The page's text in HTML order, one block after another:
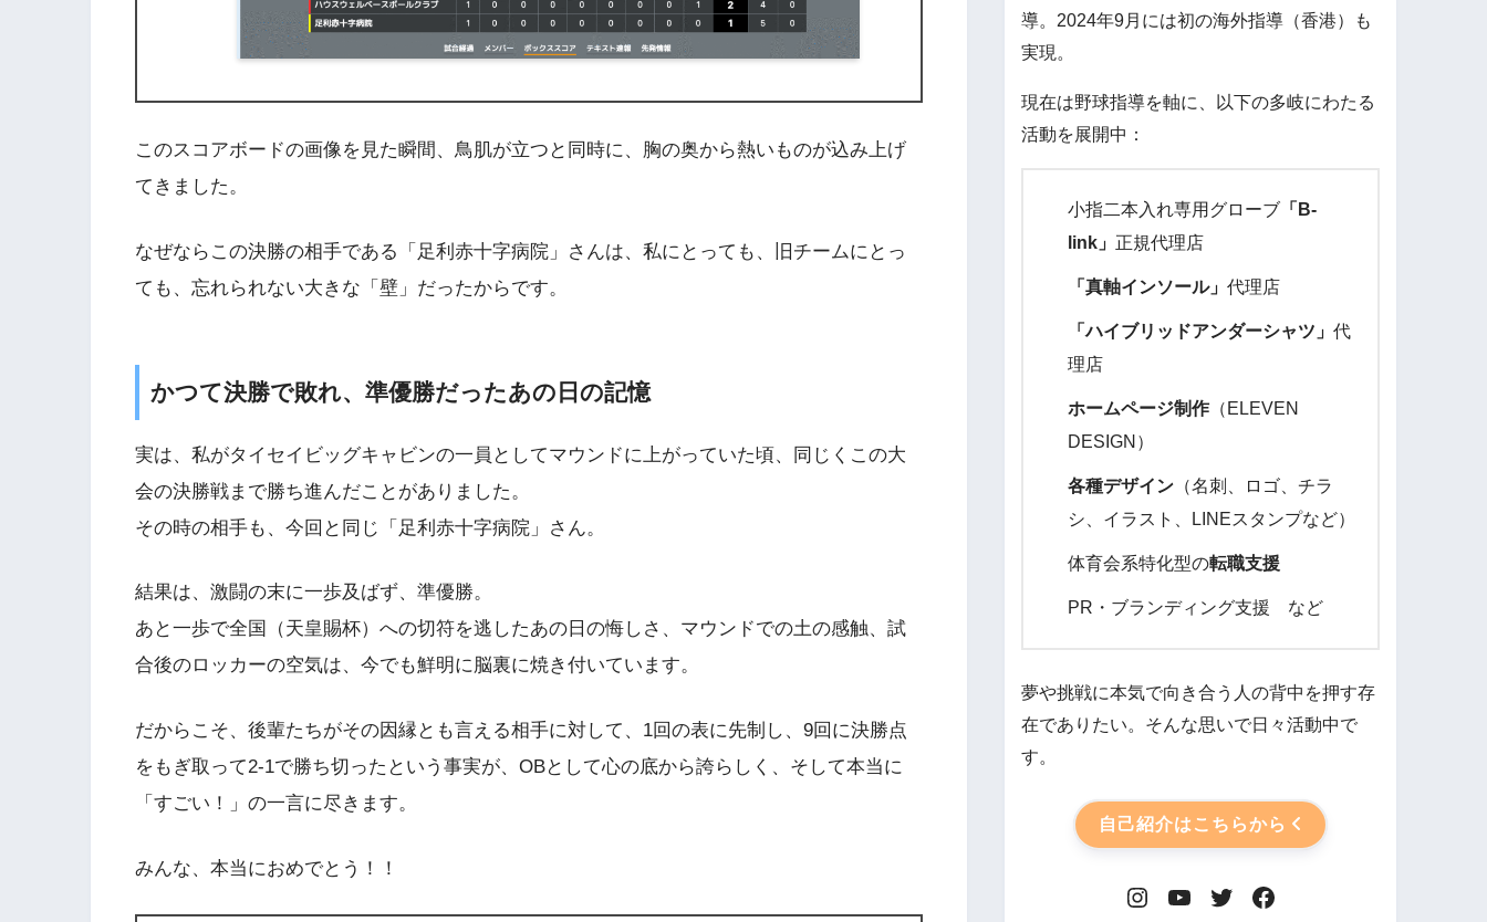
このスコアボードの画像を見た瞬間、鳥肌が立つと同時に、胸の奥から熱いものが込み上げ
てきました。
なぜならこの決勝の相手である「足利赤十字病院」さんは、私にとっても、旧チームにとっ
ても、忘れられない大きな「壁」だったからです。
かつて決勝で敗れ、準優勝だったあの日の記憶
実は、私がタイセイビッグキャビンの一員としてマウンドに上がっていた頃、同じくこの大
会の決勝戦まで勝ち進んだことがありました。
その時の相手も、今回と同じ「足利赤十字病院」さん。
結果は、激闘の末に一歩及ばず、準優勝。
あと一歩で全国（天皇賜杯）への切符を逃したあの日の悔しさ、マウンドでの土の感触、試
合後のロッカーの空気は、今でも鮮明に脳裏に焼き付いています。
だからこそ、後輩たちがその因縁とも言える相手に対して、1回の表に先制し、9回に決勝点
をもぎ取って2-1で勝ち切ったという事実が、OBとして心の底から誇らしく、そして本当に
「すごい！」の一言に尽きます。
みんな、本当におめでとう！！
導。2024年9月には初の海外指導（香港）も
実現。
現在は野球指導を軸に、以下の多岐にわたる
活動を展開中：
小指二本入れ専用グローブ「B-
link」 正規代理店
「真軸インソール」 代理店
「ハイブリッドアンダーシャツ」 代
理店
ホームページ制作（ELEVEN
DESIGN）
各種デザイン（名刺、ロゴ、チラ
シ、イラスト、LINEスタンプなど）
体育会系特化型の転職支援
PR・ブランディング支援 など
夢や挑戦に本気で向き合う人の背中を押す存
在でありたい。そんな思いで日々活動中で
す。
自己紹介はこちらから